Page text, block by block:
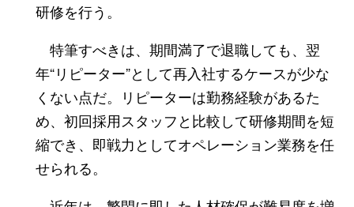
研修を行う。
特筆すべきは、期間満了で退職しても、翌
年“リピーター”として再入社するケースが少な
くない点だ。リピーターは勤務経験があるた
め、初回採用スタッフと比較して研修期間を短
縮でき、即戦力としてオペレーション業務を任
せられる。